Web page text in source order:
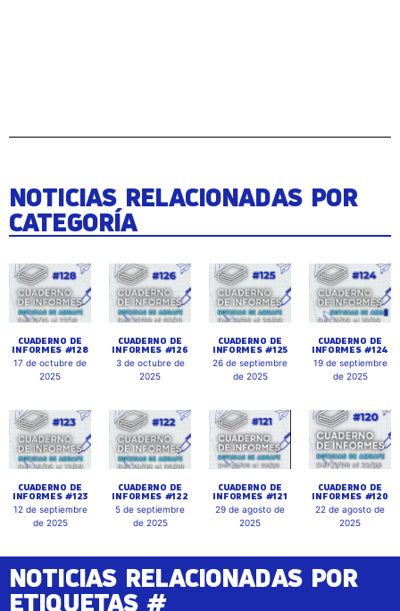
NOTICIAS RELACIONADAS POR
CATEGORÍA
CUADERNO DE
INFORMES #128
17 de octubre de
2025
CUADERNO DE
INFORMES #126
3 de octubre de
2025
CUADERNO DE
INFORMES #125
26 de septiembre
de 2025
CUADERNO DE
INFORMES #124
19 de septiembre
de 2025
CUADERNO DE
INFORMES #123
12 de septiembre
de 2025
CUADERNO DE
INFORMES #122
5 de septiembre
de 2025
CUADERNO DE
INFORMES #121
29 de agosto de
2025
CUADERNO DE
INFORMES #120
22 de agosto de
2025
NOTICIAS RELACIONADAS POR
ETIQUETAS #